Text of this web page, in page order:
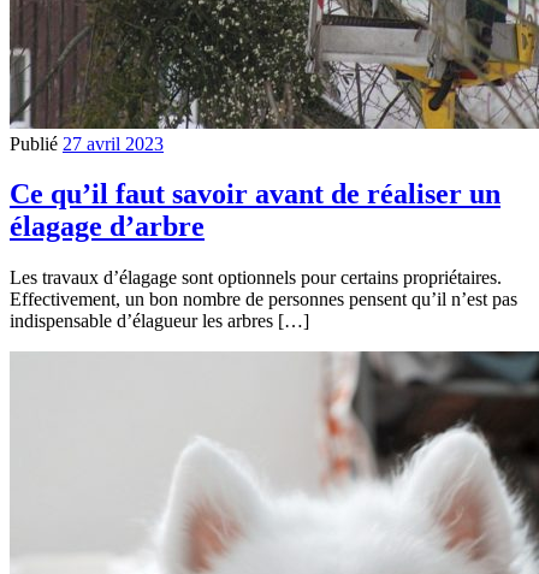
Publié 27 avril 2023
Ce qu’il faut savoir avant de réaliser un
élagage d’arbre
Les travaux d’élagage sont optionnels pour certains propriétaires.
Effectivement, un bon nombre de personnes pensent qu’il n’est pas
indispensable d’élagueur les arbres […]